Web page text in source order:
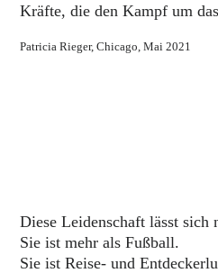
Kräfte, die den Kampf um
Patricia Rieger, Chicago, Mai 2021
Diese Leidenschaft lässt sich
Sie ist mehr als Fußball.
Sie ist Reise- und